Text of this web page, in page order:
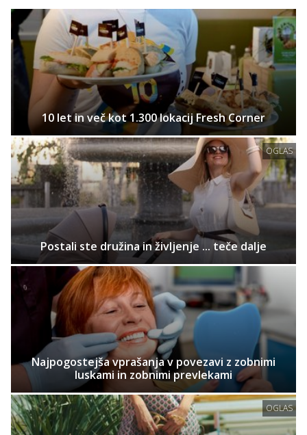
10 let in več kot 1.300 lokacij Fresh Corner
OGLAS
Postali ste družina in življenje ... teče dalje
Najpogostejša vprašanja v povezavi z zobnimi
luskami in zobnimi prevlekami
OGLAS